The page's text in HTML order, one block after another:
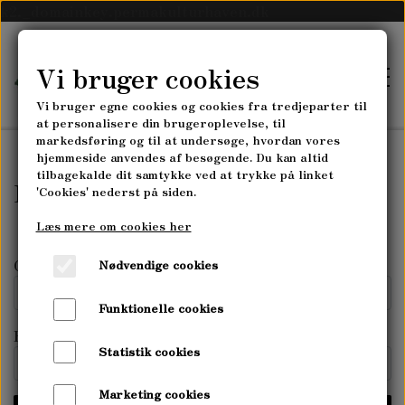
FORSIDE
PLANTESKOLEN
PLANTESKOLENS SORTIMENT
KURSER
PERMAKULTUR- & LANDSKABSDESIGN
Fortrydelse og reklamation
Ordrenummer *
E-mail *
Vi bruger cookies
Vi bruger egne cookies og cookies fra tredjeparter til
at personalisere din brugeroplevelse, til
markedsføring og til at undersøge, hvordan vores
hjemmeside anvendes af besøgende. Du kan altid
tilbagekalde dit samtykke ved at trykke på linket
'Cookies' nederst på siden.
Læs mere om cookies her
Nødvendige cookies
Funktionelle cookies
Statistik cookies
Marketing cookies